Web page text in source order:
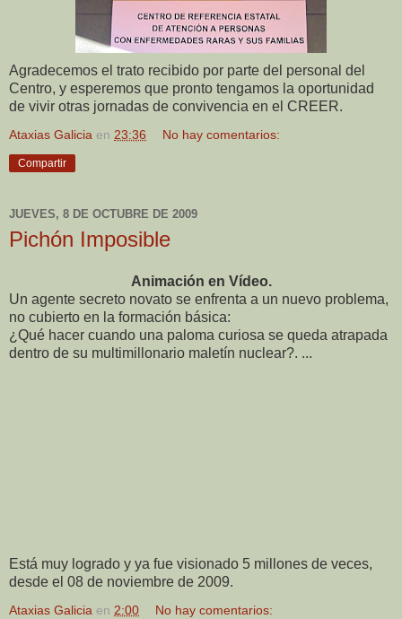
Agradecemos el trato recibido por parte del personal del
Centro, y esperemos que pronto tengamos la oportunidad
de vivir otras jornadas de convivencia en el CREER.
Ataxias Galicia en 23:36 No hay comentarios:
Compartir
JUEVES, 8 DE OCTUBRE DE 2009
Pichón Imposible
Animación en Vídeo.
Un agente secreto novato se enfrenta a un nuevo problema,
no cubierto en la formación básica:
¿Qué hacer cuando una paloma curiosa se queda atrapada
dentro de su multimillonario maletín nuclear?. ...
Está muy logrado y ya fue visionado 5 millones de veces,
desde el 08 de noviembre de 2009.
Ataxias Galicia en 2:00 No hay comentarios: